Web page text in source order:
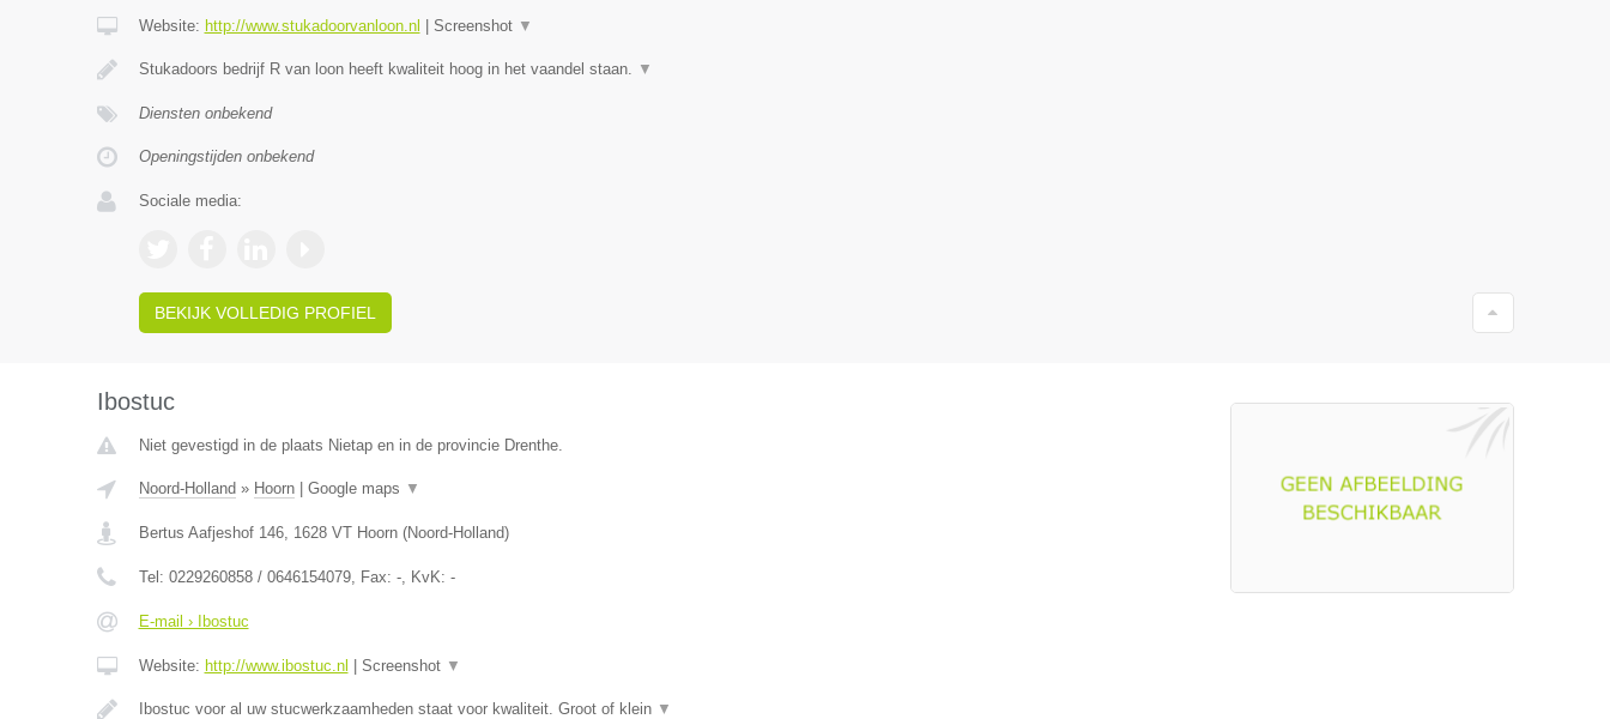
Website: http://www.stukadoorvanloon.nl Screenshot ▼
Stukadoors bedrijf R van loon heeft kwaliteit hoog in het vaandel staan. ▼
Diensten onbekend
Openingstijden onbekend
Sociale media:
BEKIJK VOLLEDIG PROFIEL
Ibostuc
Niet gevestigd in de plaats Nietap en in de provincie Drenthe.
Noord-Holland » Hoorn| Google maps ▼
Bertus Aafjeshof 146, 1628 VT Hoorn(Noord-Holland)
Tel: 0229260858 / 0646154079, Fax: -, KvK: -
E-mail › Ibostuc
Website: http://www.ibostuc.nl Screenshot ▼
Ibostuc voor al uw stucwerkzaamheden staat voor kwaliteit. Groot of klein ▼